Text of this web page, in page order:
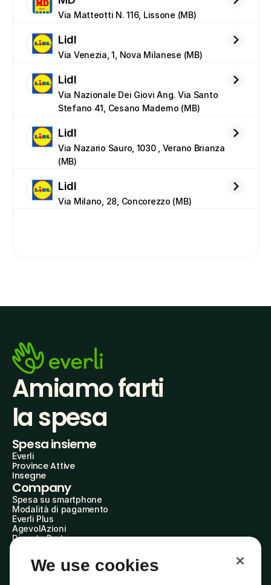
Via Matteotti N. 116, Lissone (MB)
Lidl
Via Venezia, 1, Nova Milanese (MB)
Lidl
Via Nazionale Dei Giovi Ang. Via Santo
Stefano 41, Cesano Maderno (MB)
Lidl
Via Nazario Sauro, 1030 , Verano Brianza
(MB)
Lidl
Via Milano, 28, Concorezzo (MB)
Amiamo farti
la spesa
Spesa insieme
Everli
Province Attive
Insegne
Company
Spesa su smartphone
Modalità di pagamento
Everli Plus
AgevolAzioni
Diventa Partner
Everli Shoppers
About Us
We use cookies